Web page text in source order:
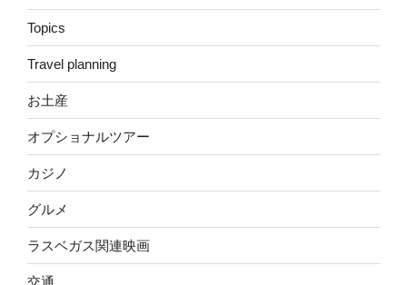
Topics
Travel planning
お土産
オプショナルツアー
カジノ
グルメ
ラスベガス関連映画
交通